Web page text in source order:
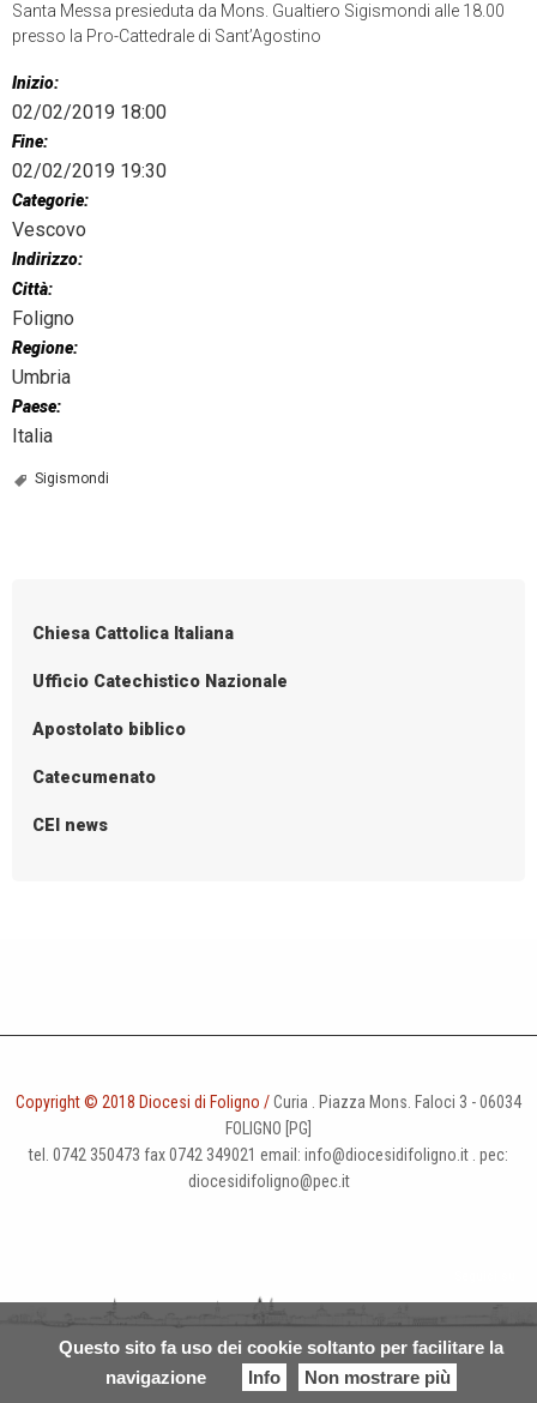
Questo sito fa uso dei cookie soltanto per facilitare la
navigazione
Info Non mostrare più
Santa Messa presieduta da Mons. Gualtiero Sigismondi alle 18.00
presso la Pro-Cattedrale di Sant’Agostino
Inizio:
02/02/2019 18:00
Fine:
02/02/2019 19:30
Categorie:
Vescovo
Indirizzo:
Città:
Foligno
Regione:
Umbria
Paese:
Italia
Sigismondi
Chiesa Cattolica Italiana
Ufficio Catechistico Nazionale
Apostolato biblico
Catecumenato
CEI news
Copyright © 2018 Diocesi di Foligno /Curia . Piazza Mons. Faloci 3 - 06034
FOLIGNO [PG]
tel. 0742 350473 fax 0742 349021 email: info@diocesidifoligno.it . pec:
diocesidifoligno@pec.it